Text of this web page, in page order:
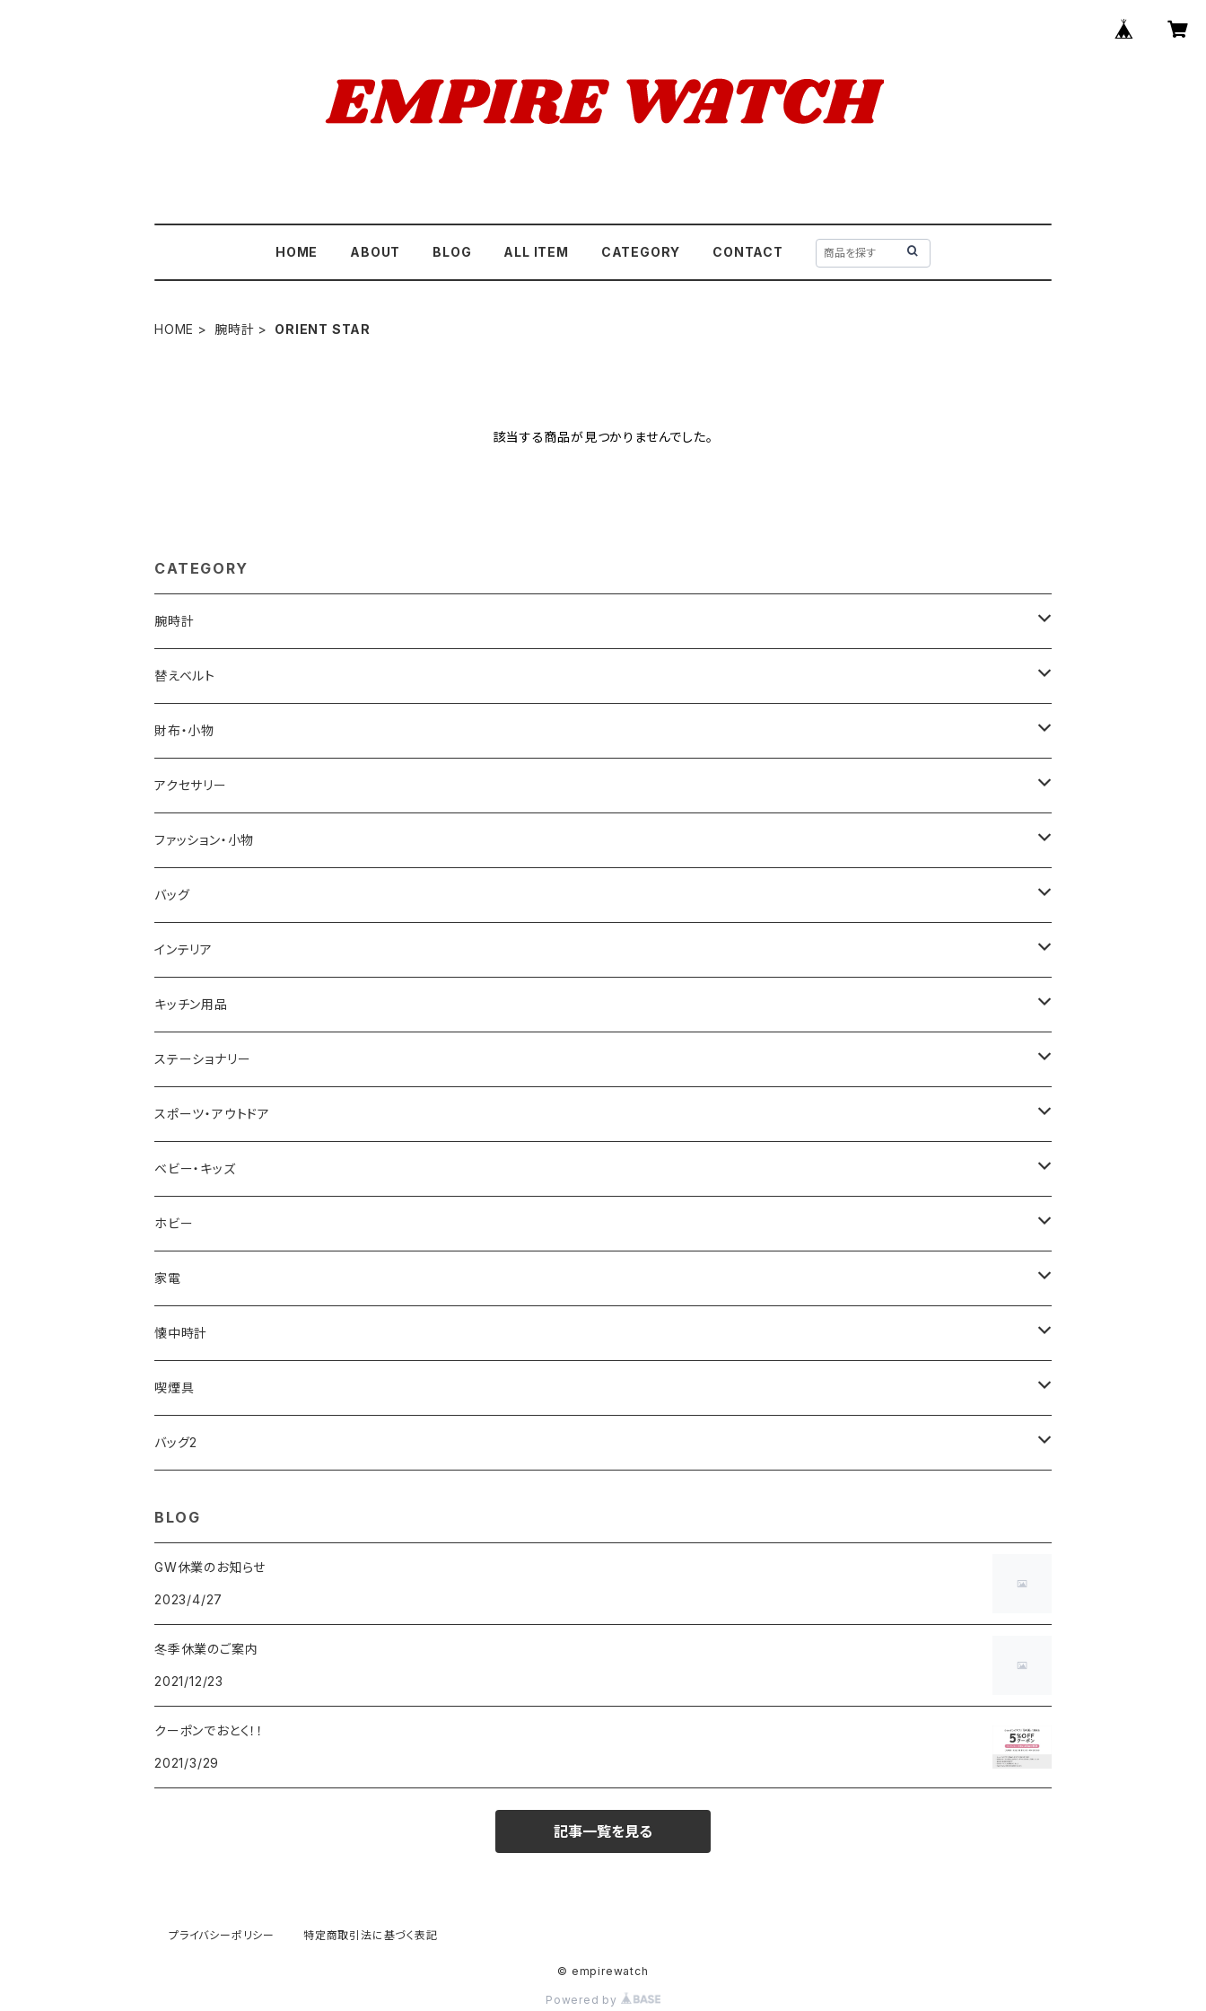
HOME ABOUT BLOG ALL ITEM CATEGORY CONTACT
HOME 腕時計 ORIENT STAR
該当する商品が見つかりませんでした。
CATEGORY
腕時計
ELGIN
SALVATORE MARRA
CASIO
GRANDEUR
COGU
GAGA MILANO
CACTUS
TIMEX
NIXON
AVALANCHE
ORIENT
ZEPPELIN
SKAGEN
FOOTBALL WATCHES
ARCA FUTURA
DISNEY
FOREVER
CLUSE
KAPTEN&SON
替えベルト
COACH
DANIEL WELLINGTON
LACOSTE
DIESEL
MICHAEL KORS
NO BRAND
財布・小物
SONNE
DUCT
TRANSNUMBER
SAAMA HOMME
ARNOLD PALMER
MICHAEL KORS
DIESEL
ALV
Merge
ETTINGER
COACH
BVLGARI
VANQUISH
DUNHILL
BEAMZSQUARE
TOMMY HILFIGER
その他
アクセサリー
GUCCI
TIFFANY&CO
FOLLI FOLLIE
POLICE
PAUL HEWITT
22designstudio
BOTTEGA VENETA
EMPORIO ARMANI
CALVIN KLEIN
DANIEL WELLINGTON
SWAROVSKI
VIVIENNE WESTWOOD
MICHAEL KORS
MARC JACOBS
DIESEL
PAUL SMITH
ファッション・小物
DAKS
栃木レザー
NIKE
DUNHILL
NEWYORKER
OROBIANCO
Ellese
COLEMAN
MONTBLANC
Fashion Accessory Cllection
ISLAND
ATLANTIC STARS
VIVIENNE WESTWOOD
POLO RALPH LAUREN
MONCLER
バッグ
MANHATTAN PORTAGE
United HOMME
RODANIA
BEAMZSQUARE
BLAZER CLUB
ANDY HAWARD
G GUSTO
GULLWING
LESPORTSAC
PRADA
BROMPTON
HAMILTON
INCASE
GREGORY
インテリア
CRYSTOCRAFT
SEIKO
CITIZEN
BRAUN
RHYTHM
BLOSSOM
MONDAINE
MAWA
その他
TANACOCORO
WOODEN
CASIO
キッチン用品
I'mD
Helios
VALENTINO VISCANI
ステーショナリー
LAMY
WATERMAN
PARKER
PELIKAN
CROSS
MONTBLANC
SWAROVSKI
スポーツ・アウトドア
Trangia
Barebones
FEUERHAND
CASIO
ベビー・キッズ
ふわりぃ
ERGO BABY
ホビー
その他
AMOS
OMMIX
COACH
家電
CREATE
TORAY
OMRON
Micol
懐中時計
MONDAINE
喫煙具
ZIPPO
バッグ2
BLOG
GW休業のお知らせ
2023/4/27
冬季休業のご案内
2021/12/23
クーポンでおとく！！
2021/3/29
記事一覧を見る
プライバシーポリシー 特定商取引法に基づく表記
© empirewatch
Powered by